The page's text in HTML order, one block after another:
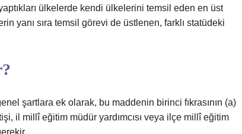
ülkelerde kendi ülkelerini temsil eden en üst
yanı sıra temsil görevi de üstlenen, farklı statüdeki
şartlara ek olarak, bu maddenin birinci fıkrasının (a)
il millî eğitim müdür yardımcısı veya ilçe millî eğitim